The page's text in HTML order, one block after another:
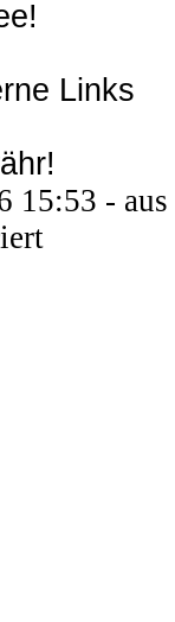
Links
15:53 - aus